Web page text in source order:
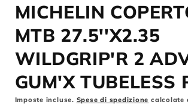
multimediali
1
finestra
modale
MICHELIN
MTB 27.5''X2.35
WILDGRIP'R 2
GUM'X TUBELESS
Imposte incluse. Spese di spedizione calcolate